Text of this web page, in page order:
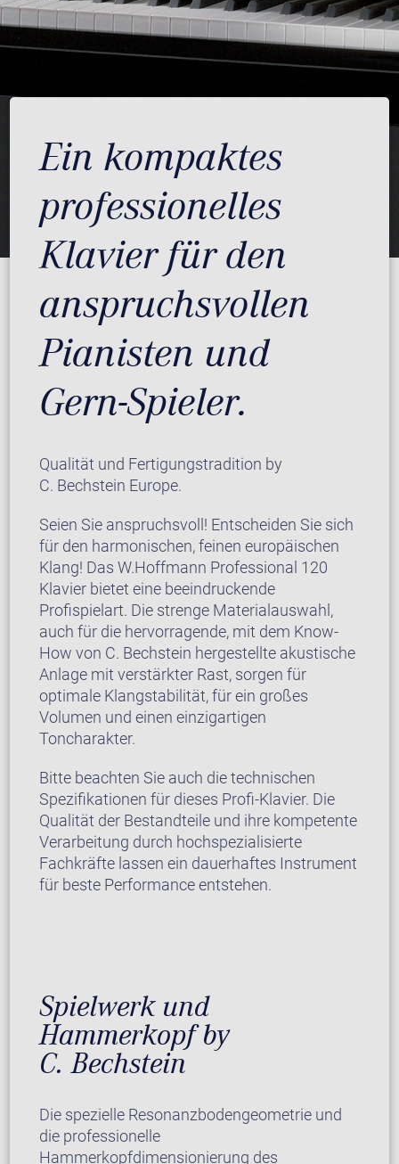
Ein kompaktes
professionelles
Klavier für den
anspruchsvollen
Pianisten und
Gern-Spieler.
Qualität und Fertigungstradition by
C. Bechstein Europe.
Seien Sie anspruchsvoll! Entscheiden Sie sich
für den harmonischen, feinen europäischen
Klang! Das W.Hoffmann Professional 120
Klavier bietet eine beeindruckende
Profispielart. Die strenge Materialauswahl,
auch für die hervorragende, mit dem Know-
How von C. Bechstein hergestellte akustische
Anlage mit verstärkter Rast, sorgen für
optimale Klangstabilität, für ein großes
Volumen und einen einzigartigen
Toncharakter.
Bitte beachten Sie auch die technischen
Spezifikationen für dieses Profi-Klavier. Die
Qualität der Bestandteile und ihre kompetente
Verarbeitung durch hochspezialisierte
Fachkräfte lassen ein dauerhaftes Instrument
für beste Performance entstehen.
Spielwerk und
Hammerkopf by
C. Bechstein
Die spezielle Resonanzbodengeometrie und
die professionelle
Hammerkopfdimensionierung des